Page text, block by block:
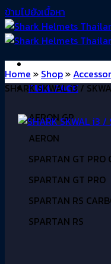
ข้ามไปยังเนื้อหา
FULL FACE
AERON GP
AERON
SPARTAN GT PRO
SPARTAN GT PRO
SPARTAN RS
SPARTAN RS
Home » Shop»
SHARK SKWAL i3 /